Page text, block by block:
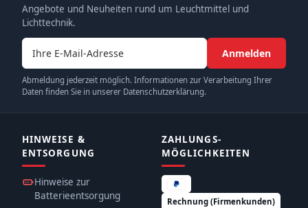
Angebote und Neuheiten rund um Leuchtmittel und
Lichttechnik.
E-Mail-Adresse
Anmelden
Abmeldung jederzeit möglich. Informationen zur Verarbeitung Ihrer
Daten finden Sie in unserer Datenschutzerklärung.
HINWEISE &
ENTSORGUNG
Hinweise zur
Batterieentsorgung
ZAHLUNGS­
MÖGLICHKEITEN
Rechnung (Firmenkunden)